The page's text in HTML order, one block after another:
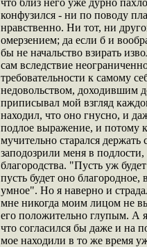
конфузился - ни по поводу
нравственно. Ни тот, ни
омерзением; да если б и
бы не начальство взирать
сам вследствие
требовательности к самому
недовольством, доходившим
приписывал мой взгляд
находил, что оно гнусно, и
подлое выражение, и потому
мучительно старался
заподозрили меня в
благородства. "Пусть уж
пусть будет оно
умное". Но я наверно и
мне никогда моим лицом не
его положительно глупым. А
что согласился бы даже и на
мое находили в то же время